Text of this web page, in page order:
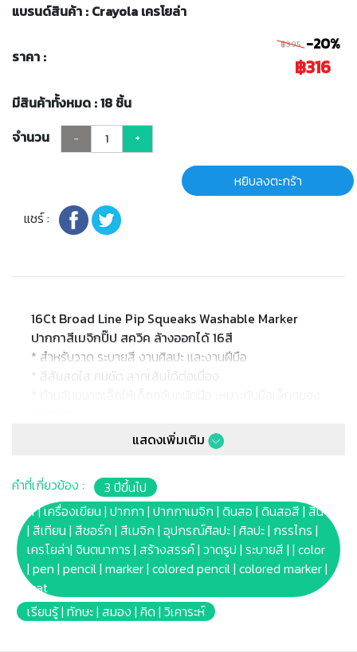
แบรนด์สินค้า : Crayola เครโยล่า
ราคา :
฿395 -20%
฿316
มีสินค้าทั้งหมด : 18 ชิ้น
จำนวน
- +
หยิบลงตะกร้า
แชร์ :
16Ct Broad Line Pip Squeaks Washable Marker
ปากกาสีเมจิกปิ๊ป สควิค ล้างออกได้ 16สี
* สำหรับวาด ระบายสี งานศิลปะ และงานฝีมือ
* สีสันสดใส คมชัด ลากเส้นได้ต่อเนื่อง
* 16แท่ง 16 เฉดสี ช่วยให้งานวาด งานระบายสีที่ซับซ้อน หรือ
จากเสื้อผ้าที่ซักได้
* หากเลอะเสื้อผ้า ควรซักทันทีที่เลอะด้วยน้ำร้อน ห้ามใช้น้ำยา
ฟอกขาว หรือน้ำยาฟอกผ้าขาวคลอรีน บลีช ซักซ้ำอีกครั้ง
หากคราบเลอะยังไม่หมด
* หลีกเลี่ยกการใช้งานสีบนวอลล์เปเปอร์ ผนังที่ทาสี ไม้ ไวนิล
พรม และวัสดุอื่นๆที่ไม่สามารถซักล้างได้
* หลังจากการทำความสะอาด สีอาจยังหลงเหลือจางๆ ขึ้นอยู่
กับวัสดุที่เลอะ ถือเป็นปกติ
แสดงเพิ่มเติม
คำที่เกี่ยวข้อง :
3 ปีขึ้นไป
สี | เครื่องเขียน | ปากกา | ปากกาเมจิก | ดินสอ | ดินสอสี | สีน้ำ
| สีเทียน | สีชอร์ก | สีเมจิก | อุปกรณ์ศิลปะ | ศิลปะ | กรรไกร |
เครโยล่า| จินตนาการ | สร้างสรรค์ | วาดรูป | ระบายสี | | color
| pen | pencil | marker | colored pencil | colored marker |
wat
เรียนรู้ | ทักษะ | สมอง | คิด | วิเคาระห์